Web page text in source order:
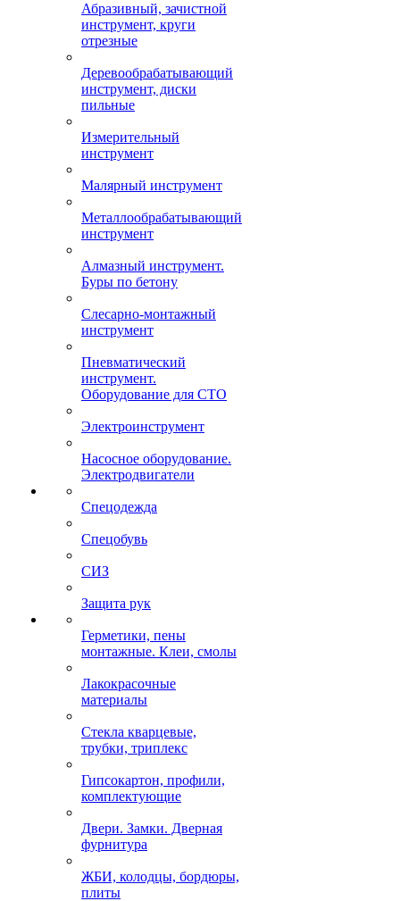
Абразивный, зачистной
инструмент, круги
отрезные
Деревообрабатывающий
инструмент, диски
пильные
Измерительный
инструмент
Малярный инструмент
Металлообрабатывающий
инструмент
Алмазный инструмент.
Буры по бетону
Слесарно-монтажный
инструмент
Пневматический
инструмент.
Оборудование для СТО
Электроинструмент
Насосное оборудование.
Электродвигатели
Спецодежда
Спецобувь
СИЗ
Защита рук
Герметики, пены
монтажные. Клеи, смолы
Лакокрасочные
материалы
Стекла кварцевые,
трубки, триплекс
Гипсокартон, профили,
комплектующие
Двери. Замки. Дверная
фурнитура
ЖБИ, колодцы, бордюры,
плиты